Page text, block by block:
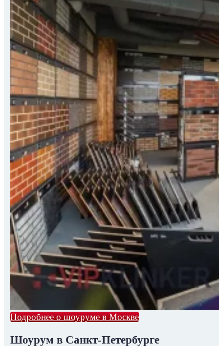
Подробнее о шоуруме в Москве
Шоурум в Санкт-Петербурге